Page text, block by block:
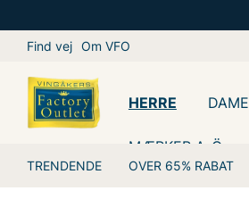
Find vej Om VFO
HERRE
TRENDENDE OVER 65% RABAT
DAME
MÆRKER A-Ö